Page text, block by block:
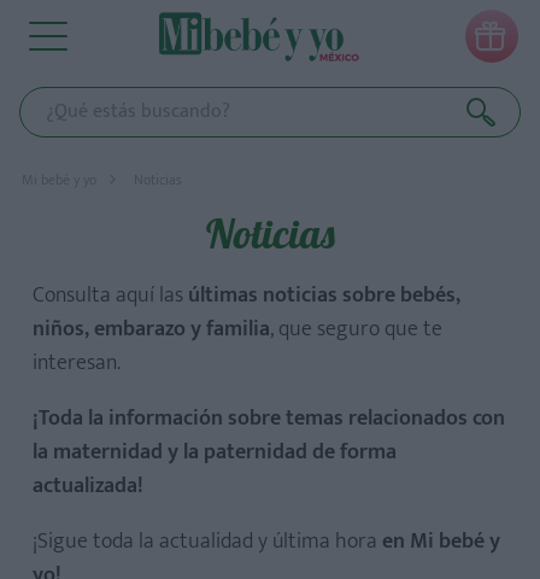

Mi bebé y yo Noticias
Noticias
Consulta aquí las últimas noticias sobre bebés,
niños, embarazo y familia, que seguro que te
interesan.
¡Toda la información sobre temas relacionados con
la maternidad y la paternidad de forma
actualizada!
¡Sigue toda la actualidad y última hora en Mi bebé y